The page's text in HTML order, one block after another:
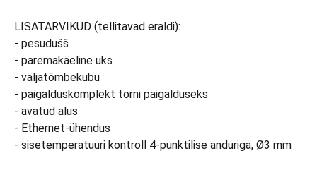
LISATARVIKUD (tellitavad eraldi):
- pesudušš
- paremakäeline uks
- väljatõmbekubu
- paigalduskomplekt torni paigalduseks
- avatud alus
- Ethernet-ühendus
- sisetemperatuuri kontroll 4-punktilise anduriga, Ø3 mm